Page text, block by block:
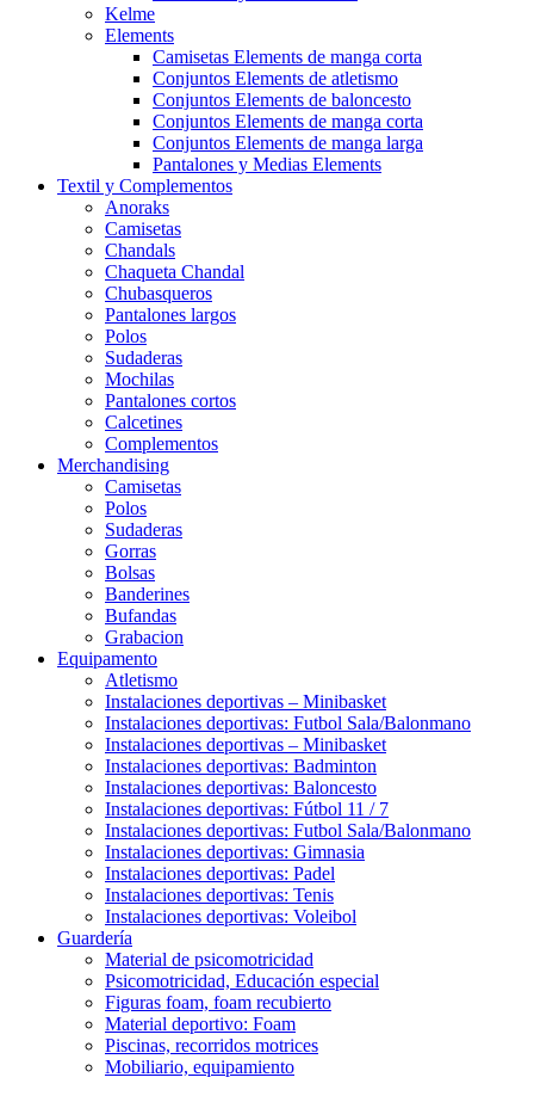
Kelme
Elements
Camisetas Elements de manga corta
Conjuntos Elements de atletismo
Conjuntos Elements de baloncesto
Conjuntos Elements de manga corta
Conjuntos Elements de manga larga
Pantalones y Medias Elements
Textil y Complementos
Anoraks
Camisetas
Chandals
Chaqueta Chandal
Chubasqueros
Pantalones largos
Polos
Sudaderas
Mochilas
Pantalones cortos
Calcetines
Complementos
Merchandising
Camisetas
Polos
Sudaderas
Gorras
Bolsas
Banderines
Bufandas
Grabacion
Equipamento
Atletismo
Instalaciones deportivas – Minibasket
Instalaciones deportivas: Futbol Sala/Balonmano
Instalaciones deportivas – Minibasket
Instalaciones deportivas: Badminton
Instalaciones deportivas: Baloncesto
Instalaciones deportivas: Fútbol 11 / 7
Instalaciones deportivas: Futbol Sala/Balonmano
Instalaciones deportivas: Gimnasia
Instalaciones deportivas: Padel
Instalaciones deportivas: Tenis
Instalaciones deportivas: Voleibol
Guardería
Material de psicomotricidad
Psicomotricidad, Educación especial
Figuras foam, foam recubierto
Material deportivo: Foam
Piscinas, recorridos motrices
Mobiliario, equipamiento